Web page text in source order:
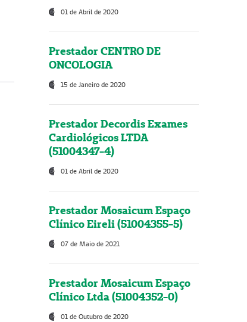
01 de Abril de 2020
Prestador CENTRO DE
ONCOLOGIA
15 de Janeiro de 2020
Prestador Decordis Exames
Cardiológicos LTDA
(51004347-4)
01 de Abril de 2020
Prestador Mosaicum Espaço
Clínico Eireli (51004355-5)
07 de Maio de 2021
Prestador Mosaicum Espaço
Clínico Ltda (51004352-0)
01 de Outubro de 2020